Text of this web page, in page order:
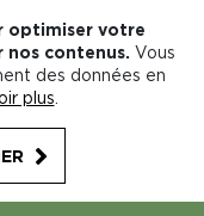
optimiser votre
contenus. Vous
des données en
plus